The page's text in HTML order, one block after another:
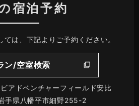
宿泊予約
は、下記よりご予約ください。
ン/空室検索
アドベンチャーフィールド安比
手県八幡平市細野255-2